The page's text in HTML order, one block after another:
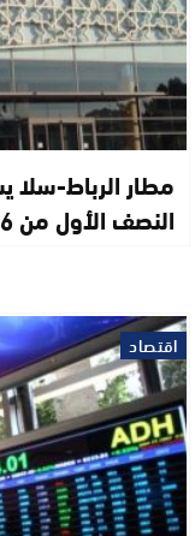
النصف الأول من 2026
اقتصاد